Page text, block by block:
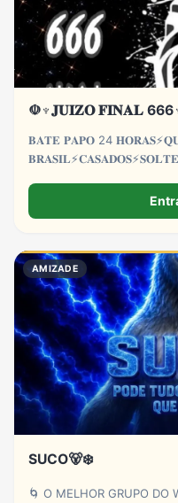
☫♆𝐉𝐔𝐈𝐙𝐎 𝐅𝐈𝐍𝐀𝐋
𝐁𝐀𝐓𝐄 𝐏𝐀𝐏𝐎 24
𝐀𝐕𝐎𝐍𝐓𝐀𝐃𝐄⚡𝐏𝐑𝐎𝐈𝐁𝐈𝐃𝐎
AMIZADE
SUCO🐻‍❄️
🌀 O MELHOR GRUPO DO